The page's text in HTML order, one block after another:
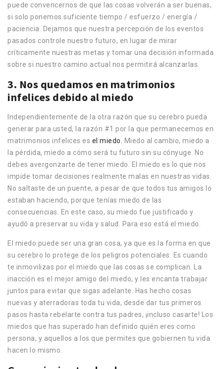
puede convencernos de que las cosas volverán a ser buenas,
si solo ponemos suficiente tiempo / esfuerzo / energía /
paciencia. Dejamos que nuestra percepción de los eventos
pasados controle nuestro futuro, en lugar de mirar
críticamente nuestras metas y tomar una decisión informada
sobre si nuestro camino actual nos permitirá alcanzarlas.
3. Nos quedamos en matrimonios
infelices debido al miedo
Independientemente de la otra razón que su cerebro pueda
generar para usted, la razón #1 por la que permanecemos en
matrimonios infelices es el miedo.
Miedo al cambio, miedo a
la pérdida, miedo a cómo será tu futuro sin su cónyuge. No
debes avergonzarte de tener miedo. El miedo es lo que nos
impide tomar decisiones realmente malas en nuestras vidas.
No saltaste de un puente, a pesar de que todos tus amigos lo
estaban haciendo, porque tenías miedo de las
consecuencias. En este caso, su miedo fue justificado y
ayudó a preservar su vida y salud. Para eso está el miedo.
El miedo puede ser una gran cosa, ya que es la forma en que
su cerebro lo protege de los peligros potenciales. Es cuando
te inmovilizas por el miedo que las cosas se complican. La
inacción es el mejor amigo del miedo, y les encanta trabajar
juntos para evitar que sigas adelante. Has hecho cosas
nuevas y aterradoras toda tu vida, desde dar tus primeros
pasos hasta rebelarte contra tus padres, ¡incluso casarte! Los
miedos que has superado han definido quién eres como
persona, y aquellos a los que permites que gobiernen tu vida
hacen lo mismo.